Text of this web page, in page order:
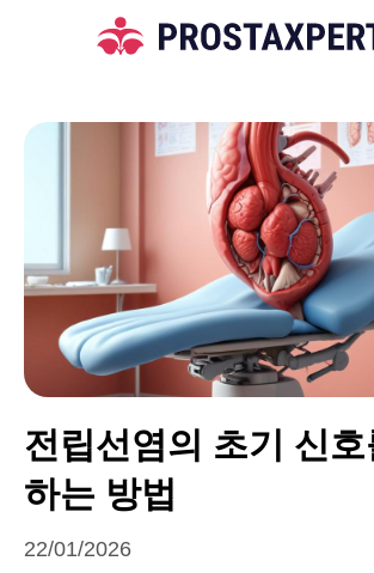
전립선염의 초기 신호
하는 방법
22/01/2026